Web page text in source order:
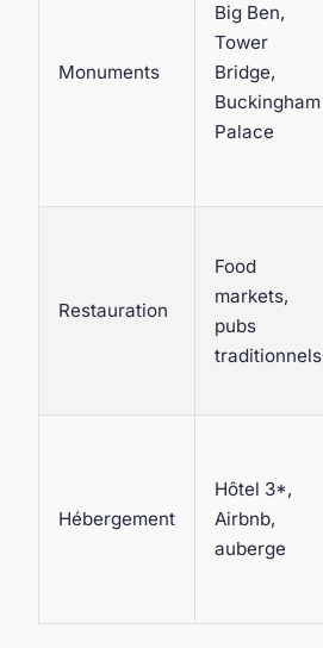
Monuments
Big Ben,
Tower
Bridge,
Buckingham
Palace
Restauration
Food
markets,
pubs
traditionnels
Hébergement
Hôtel 3*,
Airbnb,
auberge